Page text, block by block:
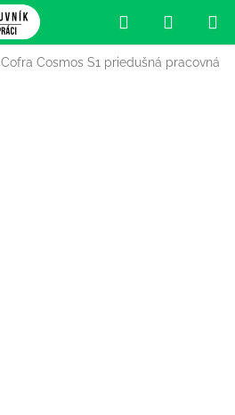
Hľadať
KOŠÍK
Cofra Cosmos S1 priedušná pracovná